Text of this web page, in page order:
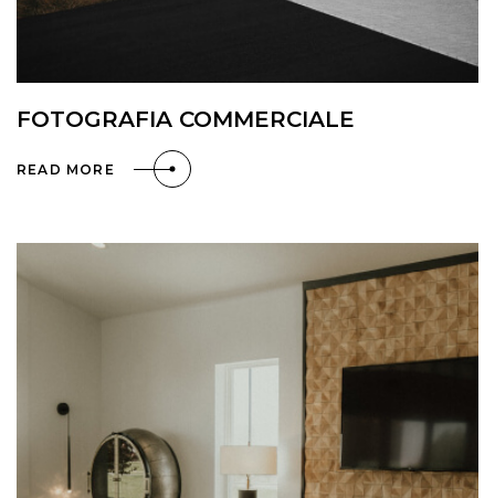
FOTOGRAFIA COMMERCIALE
READ MORE